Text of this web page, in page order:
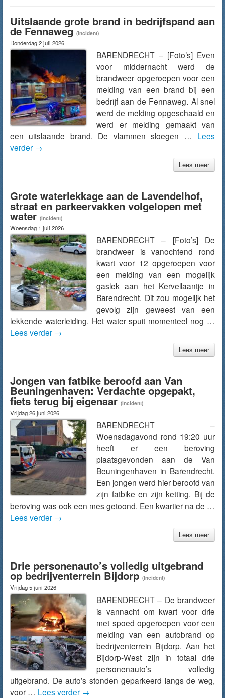
Uitslaande grote brand in bedrijfspand aan
de Fennaweg (Incident)
Donderdag 2 juli 2026
BARENDRECHT – [Foto’s] Even
voor middernacht werd de
brandweer opgeroepen voor een
melding van een brand bij een
bedrijf aan de Fennaweg. Al snel
werd de melding opgeschaald en
werd er melding gemaakt van
een uitslaande brand. De vlammen sloegen … Lees
verder →
Lees meer
Grote waterlekkage aan de Lavendelhof,
straat en parkeervakken volgelopen met
water (Incident)
Woensdag 1 juli 2026
BARENDRECHT – [Foto’s] De
brandweer is vanochtend rond
kwart voor 12 opgeroepen voor
een melding van een mogelijk
gaslek aan het Kervellaantje in
Barendrecht. Dit zou mogelijk het
gevolg zijn geweest van een
lekkende waterleiding. Het water spuit momenteel nog …
Lees verder →
Lees meer
Jongen van fatbike beroofd aan Van
Beuningenhaven: Verdachte opgepakt,
fiets terug bij eigenaar (Incident)
Vrijdag 26 juni 2026
BARENDRECHT –
Woensdagavond rond 19:20 uur
heeft er een beroving
plaatsgevonden aan de Van
Beuningenhaven in Barendrecht.
Een jongen werd hier beroofd van
zijn fatbike en zijn ketting. Bij de
beroving was ook een mes getoond. Een kwartier na de …
Lees verder →
Lees meer
Drie personenauto’s volledig uitgebrand
op bedrijventerrein Bijdorp (Incident)
Vrijdag 5 juni 2026
BARENDRECHT – De brandweer
is vannacht om kwart voor drie
met spoed opgeroepen voor een
melding van een autobrand op
bedrijventerrein Bijdorp. Aan het
Bijdorp-West zijn in totaal drie
personenauto’s volledig
uitgebrand. De auto’s stonden geparkeerd langs de weg,
voor … Lees verder →